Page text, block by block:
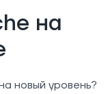
на
новый уровень?